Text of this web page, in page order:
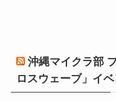
沖縄マイクラ部
ロスウェーブ」イベ